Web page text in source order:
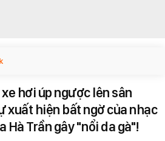
hơi úp ngược lên sân
xuất hiện bất ngờ của nhạc
Hà Trần gây "nổi da gà"!